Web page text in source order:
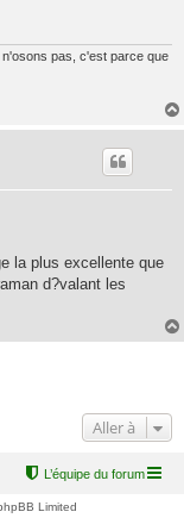
pas, c'est parce que
la plus excellente que
d?valant les
Aller à
L’équipe du forum
Limited